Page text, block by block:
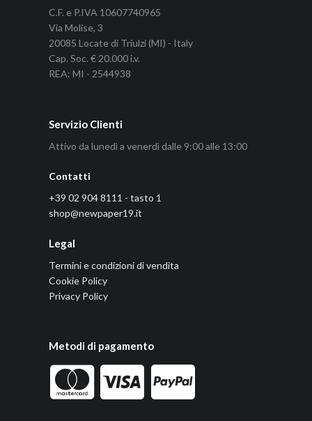
C.F. e P.IVA 10607740965
Via Molise, 3
20085 Locate di Triulzi (MI) - Italy
Cap. Soc. € 20.000 i.v.
REA: MI - 2544938
Servizio Clienti
Attivo da lunedì a venerdì dalle 9:00 alle 13:00
Contatti
+39 02 904 8111 - tasto 1
shop@newpaper19.it
Legal
Termini e condizioni di vendita
Cookie Policy
Privacy Policy
Metodi di pagamento